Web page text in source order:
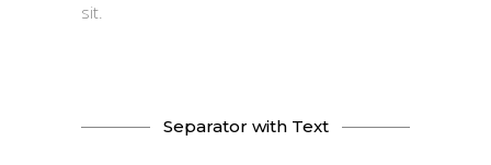
sit.
Separator with Text